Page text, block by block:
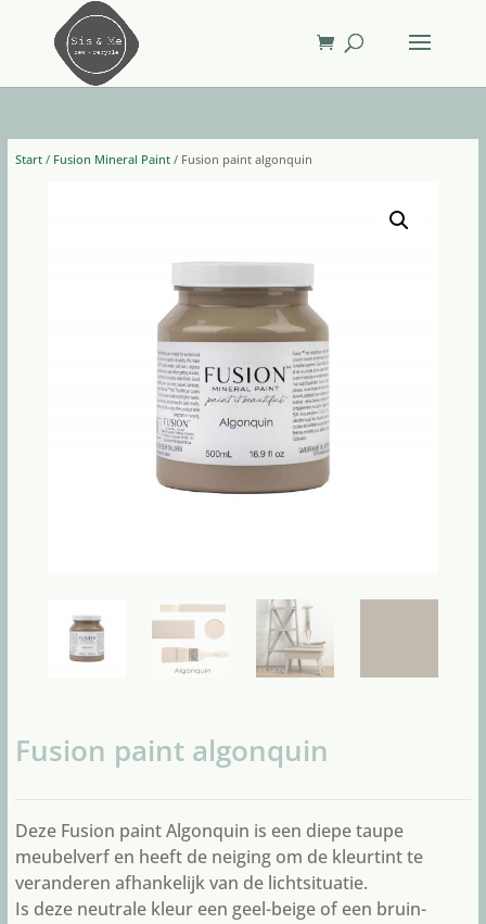
Start/ Fusion Mineral Paint/ Fusion paint algonquin
Fusion paint algonquin
Deze Fusion paint Algonquin is een diepe taupe
meubelverf en heeft de neiging om de kleurtint te
veranderen afhankelijk van de lichtsituatie.
Is deze neutrale kleur een geel-beige of een bruin-